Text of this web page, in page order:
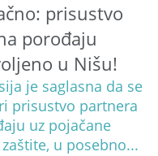
prisustvo
porođaju
u Nišu!
je saglasna da se
prisustvo partnera
uz pojačane
u posebno...